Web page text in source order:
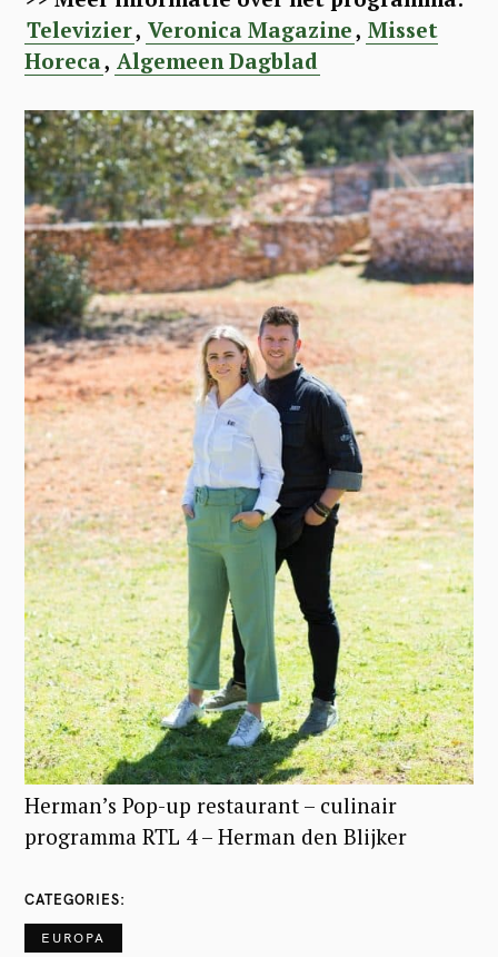
Televizier, Veronica Magazine, Misset
Horeca, Algemeen Dagblad
Herman’s Pop-up restaurant – culinair
programma RTL 4 – Herman den Blijker
CATEGORIES
EUROPA
S
e
a
r
c
h
f
o
r
: